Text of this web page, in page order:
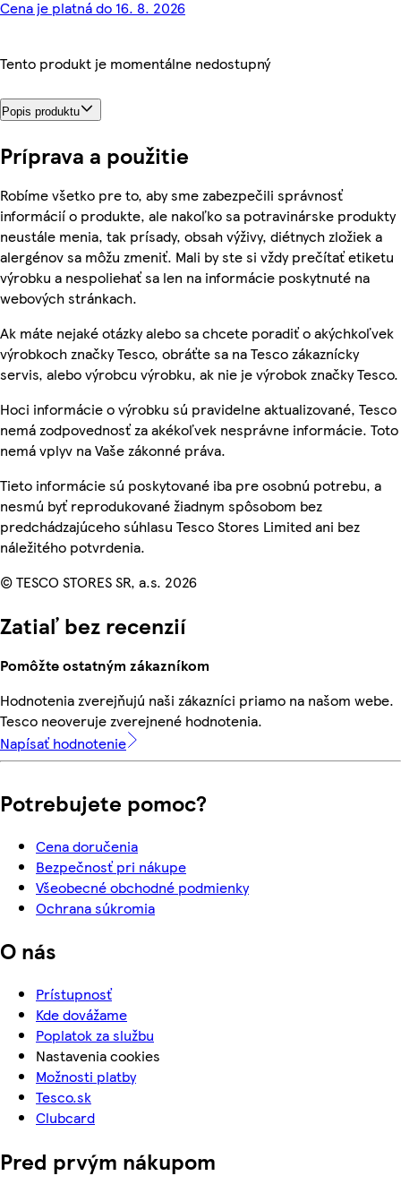
Cena je platná do 16. 8. 2026
Tento produkt je momentálne nedostupný
Popis produktu
Príprava a použitie
Robíme všetko pre to, aby sme zabezpečili správnosť
informácií o produkte, ale nakoľko sa potravinárske produkty
neustále menia, tak prísady, obsah výživy, diétnych zložiek a
alergénov sa môžu zmeniť. Mali by ste si vždy prečítať etiketu
výrobku a nespoliehať sa len na informácie poskytnuté na
webových stránkach.
Ak máte nejaké otázky alebo sa chcete poradiť o akýchkoľvek
výrobkoch značky Tesco, obráťte sa na Tesco zákaznícky
servis, alebo výrobcu výrobku, ak nie je výrobok značky Tesco.
Hoci informácie o výrobku sú pravidelne aktualizované, Tesco
nemá zodpovednosť za akékoľvek nesprávne informácie. Toto
nemá vplyv na Vaše zákonné práva.
Tieto informácie sú poskytované iba pre osobnú potrebu, a
nesmú byť reprodukované žiadnym spôsobom bez
predchádzajúceho súhlasu Tesco Stores Limited ani bez
náležitého potvrdenia.
© TESCO STORES SR, a.s. 2026
Zatiaľ bez recenzií
Pomôžte ostatným zákazníkom
Hodnotenia zverejňujú naši zákazníci priamo na našom webe.
Tesco neoveruje zverejnené hodnotenia.
Napísať hodnotenie
Potrebujete pomoc?
Cena doručenia
Bezpečnosť pri nákupe
Všeobecné obchodné podmienky
Ochrana súkromia
O nás
Prístupnosť
Kde dovážame
Poplatok za službu
Nastavenia cookies
Možnosti platby
Tesco.sk
Clubcard
Pred prvým nákupom